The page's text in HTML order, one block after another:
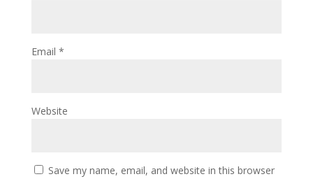
Email *
Website
Save my name, email, and website in this browser